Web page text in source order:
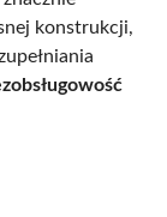
konstrukcji,